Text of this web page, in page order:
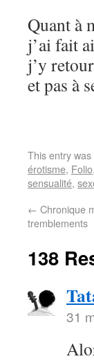
Quant à
j’ai fait
j’y
et pas à
This entry
érotisme, Folio,
sensualité,
← Chronique
tremblements
138
31